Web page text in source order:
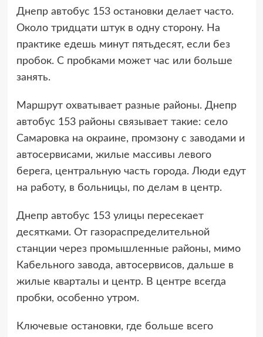
Днепр автобус 153 остановки делает часто.
Около тридцати штук в одну сторону. На
практике едешь минут пятьдесят, если без
пробок. С пробками может час или больше
занять.
Маршрут охватывает разные районы. Днепр
автобус 153 районы связывает такие: село
Самаровка на окраине, промзону с заводами и
автосервисами, жилые массивы левого
берега, центральную часть города. Люди едут
на работу, в больницы, по делам в центр.
Днепр автобус 153 улицы пересекает
десятками. От газораспределительной
станции через промышленные районы, мимо
Кабельного завода, автосервисов, дальше в
жилые кварталы и центр. В центре всегда
пробки, особенно утром.
Ключевые остановки, где больше всего